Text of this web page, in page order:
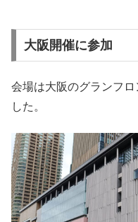
大阪開催に参加
会場は大阪のグランフ
した。